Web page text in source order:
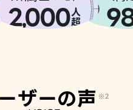
2,000人
超
ザーの声 ※2